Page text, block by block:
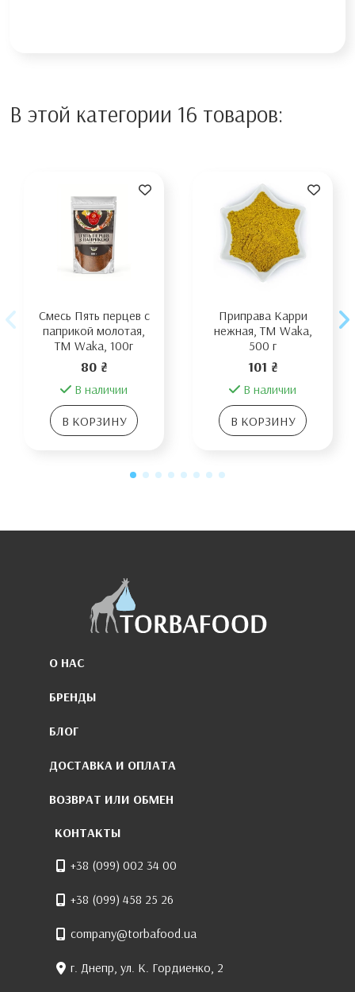
В этой категории 16 товаров:
Смесь Пять перцев с
паприкой молотая,
TM Waka, 100г
80 ₴
В наличии
В КОРЗИНУ
Приправа Карри
нежная, ТМ Waka,
500 г
101 ₴
В наличии
В КОРЗИНУ
О НАС
БРЕНДЫ
БЛОГ
ДОСТАВКА И ОПЛАТА
ВОЗВРАТ ИЛИ ОБМЕН
КОНТАКТЫ
+38 (099) 002 34 00
+38 (099) 458 25 26
company@torbafood.ua
г. Днепр, ул. К. Гордиенко, 2